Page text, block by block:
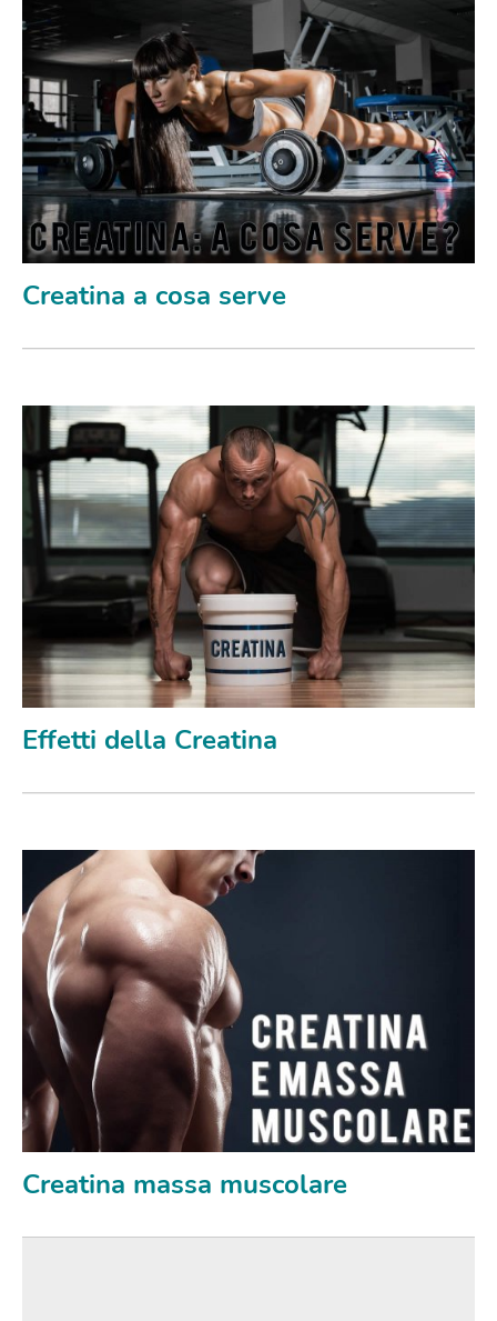
Creatina a cosa serve
Effetti della Creatina
Creatina massa muscolare